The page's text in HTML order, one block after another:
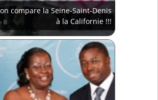
compare la Seine-Saint-Denis
à la Californie !!!